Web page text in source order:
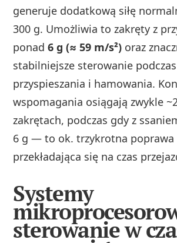
generuje dodatkową siłę
300 g. Umożliwia to zakręty z
ponad6 g (≈ 59 m/s²) oraz
stabilniejsze sterowanie
przyspieszania i hamowania.
wspomagania osiągają zwykle
zakrętach, podczas gdy z
6 g — to ok. trzykrotna poprawa
przekładająca się na czas
Systemy
sterowanie w